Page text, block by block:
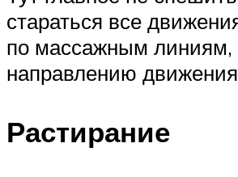
стараться все
по массажным линиям,
направлению
Растирание